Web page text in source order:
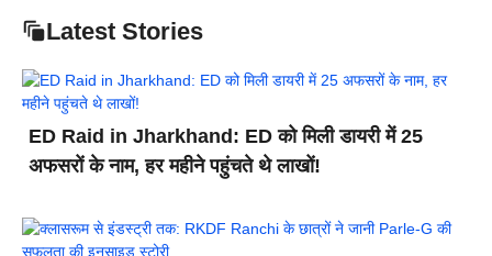
Latest Stories
ED Raid in Jharkhand: ED को मिली डायरी में 25
अफसरों के नाम, हर महीने पहुंचते थे लाखों!